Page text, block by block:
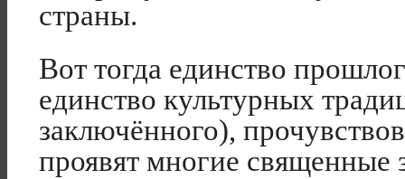
страны.
Вот тогда единство
единство культурных
заключённого),
проявят многие священные